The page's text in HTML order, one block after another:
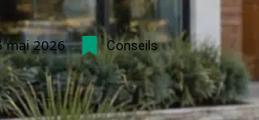
mai 2026 Conseils